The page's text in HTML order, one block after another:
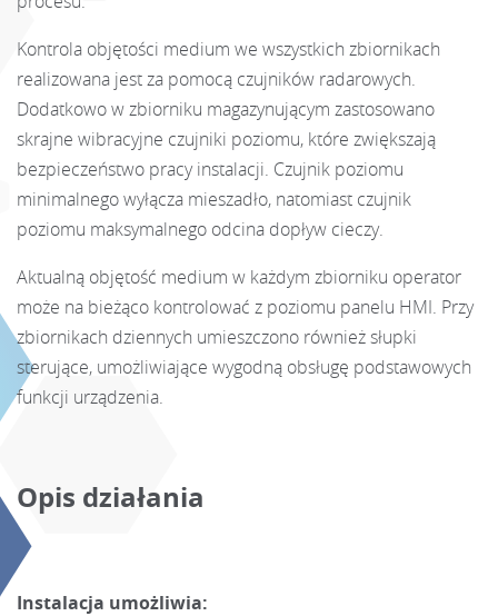
Kontrola objętości medium we wszystkich zbiornikach
realizowana jest za pomocą czujników radarowych.
Dodatkowo w zbiorniku magazynującym zastosowano
skrajne wibracyjne czujniki poziomu, które zwiększają
bezpieczeństwo pracy instalacji. Czujnik poziomu
minimalnego wyłącza mieszadło, natomiast czujnik
poziomu maksymalnego odcina dopływ cieczy.
Aktualną objętość medium w każdym zbiorniku operator
może na bieżąco kontrolować z poziomu panelu HMI. Przy
zbiornikach dziennych umieszczono również słupki
sterujące, umożliwiające wygodną obsługę podstawowych
funkcji urządzenia.
Opis działania
Instalacja umożliwia: